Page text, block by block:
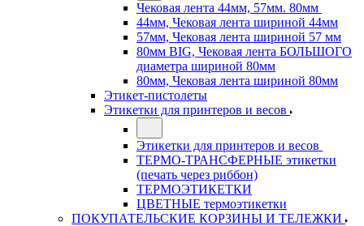
Чековая лента 44мм, 57мм. 80мм
44мм, Чековая лента шириной 44мм
57мм, Чековая лента шириной 57 мм
80мм BIG, Чековая лента БОЛЬШОГО
диаметра шириной 80мм
80мм, Чековая лента шириной 80мм
Этикет-пистолеты
Этикетки для принтеров и весов
Этикетки для принтеров и весов
ТЕРМО-ТРАНСФЕРНЫЕ этикетки
(печать через риббон)
ТЕРМОЭТИКЕТКИ
ЦВЕТНЫЕ термоэтикетки
ПОКУПАТЕЛЬСКИЕ КОРЗИНЫ И ТЕЛЕЖКИ